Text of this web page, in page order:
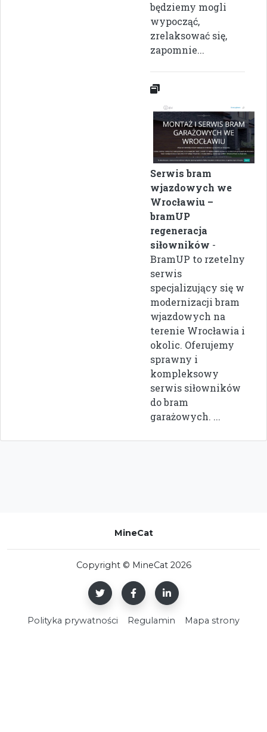
będziemy mogli
wypocząć,
zrelaksować się,
zapomnie...
Serwis bram
wjazdowych we
Wrocławiu –
bramUP
regeneracja
siłowników -
BramUP to rzetelny
serwis
specjalizujący się w
modernizacji bram
wjazdowych na
terenie Wrocławia i
okolic. Oferujemy
sprawny i
kompleksowy
serwis siłowników
do bram
garażowych. ...
MineCat
Copyright © MineCat 2026
Polityka prywatności Regulamin Mapa strony